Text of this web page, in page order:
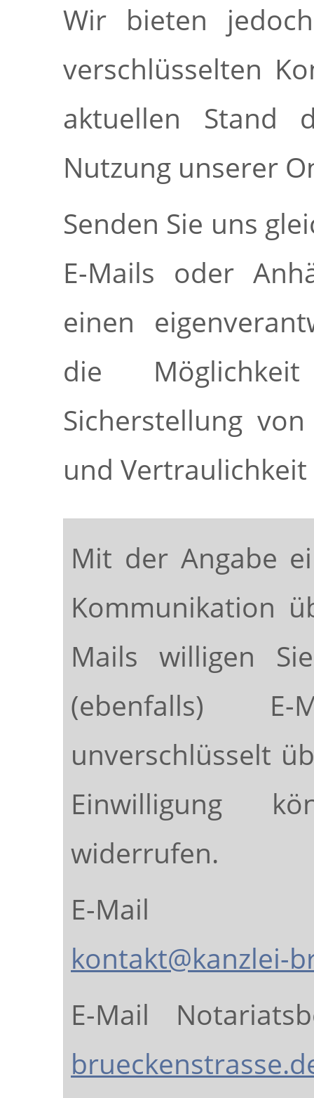
Wir bieten
verschlüsselten
aktuellen Stand
Nutzung unserer
Senden Sie uns
E-Mails oder
einen
die
Sicherstellung
und
Mit der Angabe
Kommunikation
Mails willigen
(ebenfalls)
unverschlüsselt
Einwilligung
widerrufen.
E-Mail
kontakt@kanzlei-
E-Mail